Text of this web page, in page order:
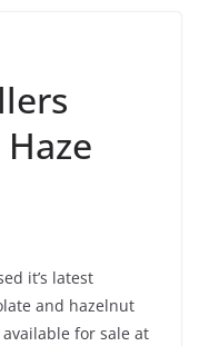
it’s latest
and hazelnut
available for sale at